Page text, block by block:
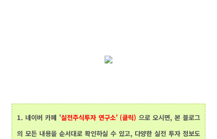
1. 네이버 카페 '실전주식투자 연구소' (클릭) 으로 오시면, 본 블로그
의 모든 내용을 순서대로 확인하실 수 있고, 다양한 실전 투자 정보도